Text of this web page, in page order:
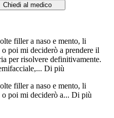
Chiedi al medico
filler a naso e mento, li
poi mi deciderò a prendere il
per risolvere definitivamente.
Di più
filler a naso e mento, li
poi mi deciderò a... Di più